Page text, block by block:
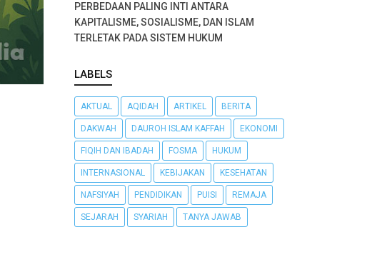
PERBEDAAN PALING INTI ANTARA
KAPITALISME, SOSIALISME, DAN ISLAM
TERLETAK PADA SISTEM HUKUM
LABELS
AKTUAL AQIDAH ARTIKEL BERITA
DAKWAH DAUROH ISLAM KAFFAH EKONOMI
FIQIH DAN IBADAH FOSMA HUKUM
INTERNASIONAL KEBIJAKAN KESEHATAN
NAFSIYAH PENDIDIKAN PUISI REMAJA
SEJARAH SYARIAH TANYA JAWAB